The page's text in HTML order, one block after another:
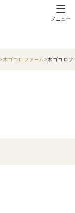
メニュー
木ゴコロファーム 木ゴコロフ